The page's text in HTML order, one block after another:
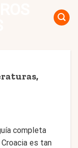
completa
es tan